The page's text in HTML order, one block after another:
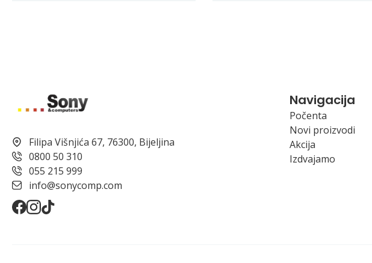
Filipa Višnjića 67, 76300, Bijeljina
0800 50 310
055 215 999
info@sonycomp.com
Navigacija
Počenta
Novi proizvodi
Akcija
Izdvajamo